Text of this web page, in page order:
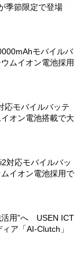
季節限定で登場
モバイルバ
ムイオン電池採用
応モバイルバッテ
オン電池搭載で大
対応モバイルバッ
イオン電池採用で
活用”へ USEN ICT
ア「AI-Clutch」